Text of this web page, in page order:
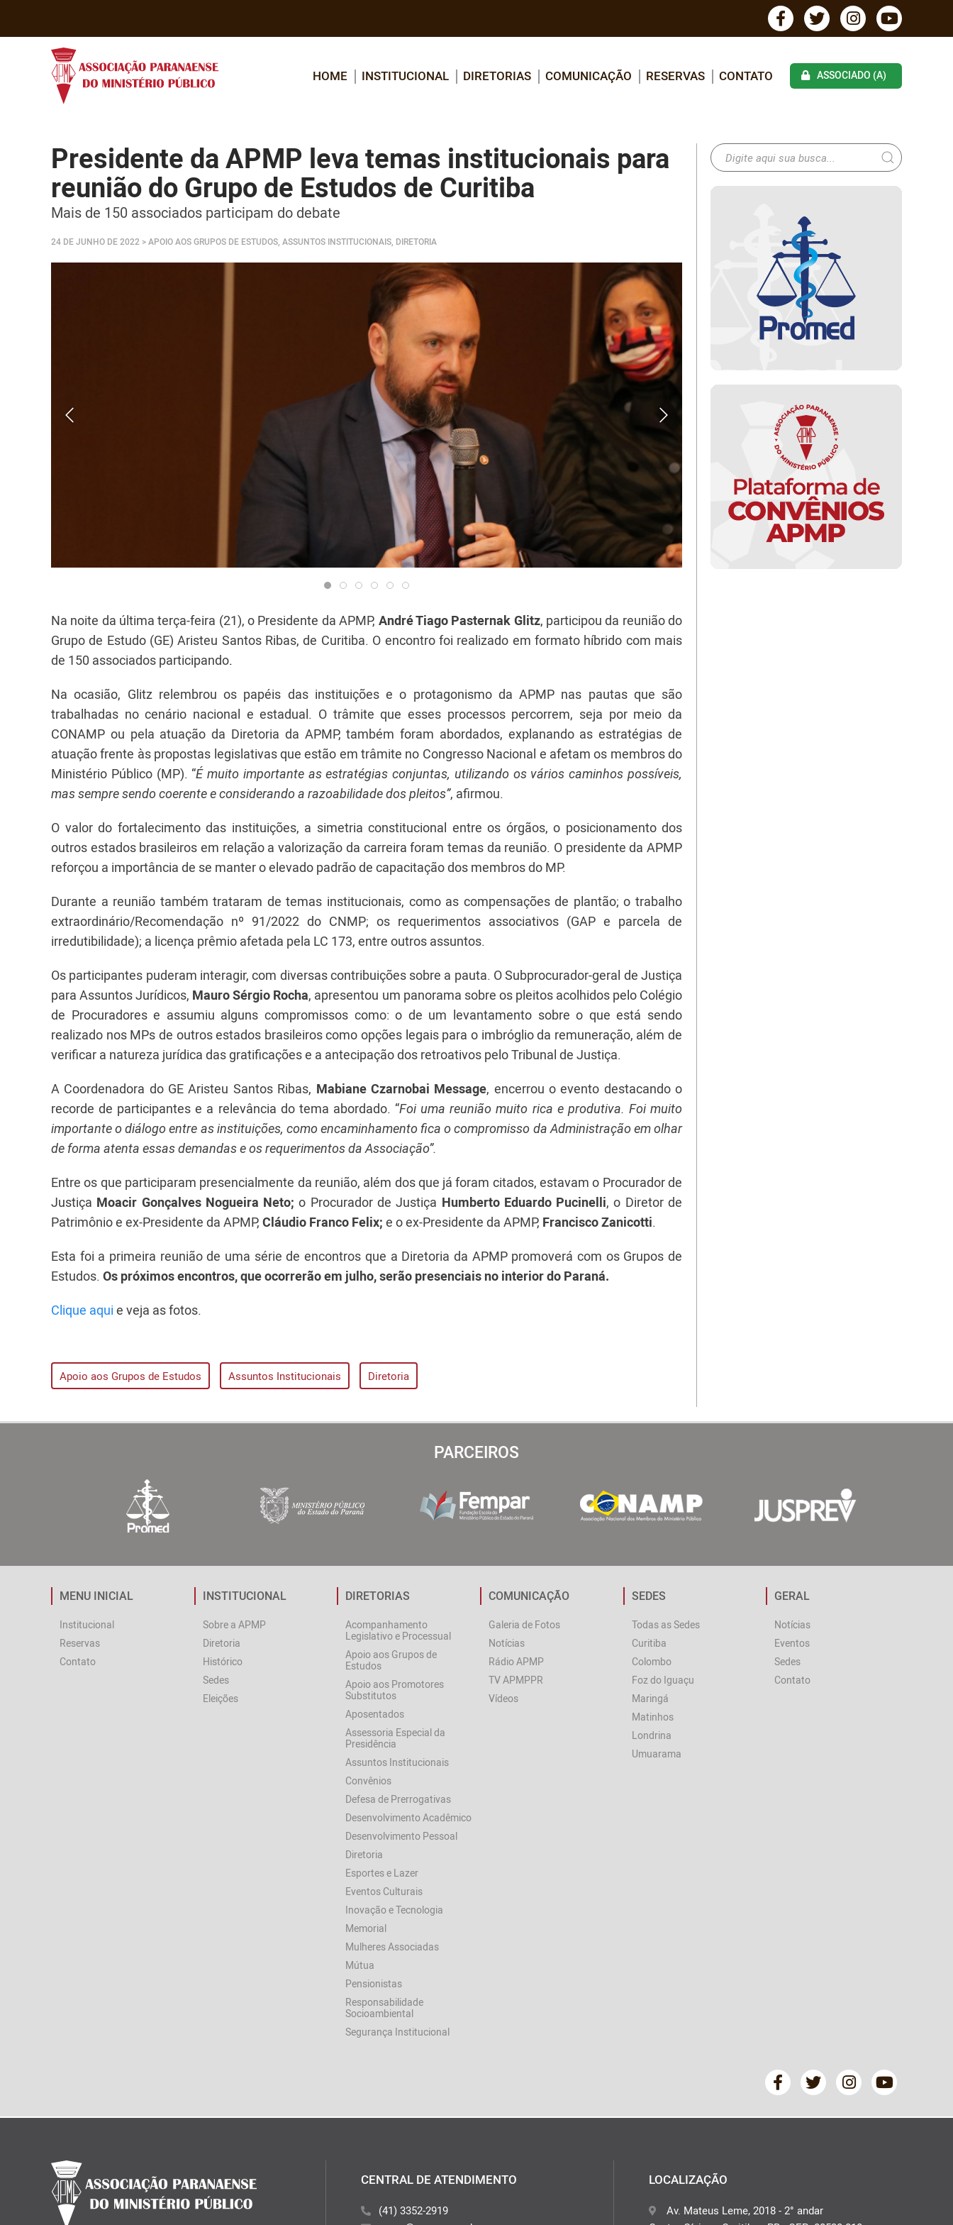
HOME INSTITUCIONAL DIRETORIAS COMUNICAÇÃO RESERVAS CONTATO ASSOCIADO (A)
Presidente da APMP leva temas institucionais para
reunião do Grupo de Estudos de Curitiba
Mais de 150 associados participam do debate
24 DE JUNHO DE 2022 > APOIO AOS GRUPOS DE ESTUDOS, ASSUNTOS INSTITUCIONAIS, DIRETORIA
Na noite da última terça-feira (21), o Presidente da APMP, André Tiago Pasternak Glitz, participou da reunião do
Grupo de Estudo (GE) Aristeu Santos Ribas, de Curitiba. O encontro foi realizado em formato híbrido com mais
de 150 associados participando.
Na ocasião, Glitz relembrou os papéis das instituições e o protagonismo da APMP nas pautas que são
trabalhadas no cenário nacional e estadual. O trâmite que esses processos percorrem, seja por meio da
CONAMP ou pela atuação da Diretoria da APMP, também foram abordados, explanando as estratégias de
atuação frente às propostas legislativas que estão em trâmite no Congresso Nacional e afetam os membros do
Ministério Público (MP). “É muito importante as estratégias conjuntas, utilizando os vários caminhos possíveis,
mas sempre sendo coerente e considerando a razoabilidade dos pleitos”, afirmou.
O valor do fortalecimento das instituições, a simetria constitucional entre os órgãos, o posicionamento dos
outros estados brasileiros em relação a valorização da carreira foram temas da reunião. O presidente da APMP
reforçou a importância de se manter o elevado padrão de capacitação dos membros do MP.
Durante a reunião também trataram de temas institucionais, como as compensações de plantão; o trabalho
extraordinário/Recomendação nº 91/2022 do CNMP; os requerimentos associativos (GAP e parcela de
irredutibilidade); a licença prêmio afetada pela LC 173, entre outros assuntos.
Os participantes puderam interagir, com diversas contribuições sobre a pauta. O Subprocurador-geral de Justiça
para Assuntos Jurídicos, Mauro Sérgio Rocha, apresentou um panorama sobre os pleitos acolhidos pelo Colégio
de Procuradores e assumiu alguns compromissos como: o de um levantamento sobre o que está sendo
realizado nos MPs de outros estados brasileiros como opções legais para o imbróglio da remuneração, além de
verificar a natureza jurídica das gratificações e a antecipação dos retroativos pelo Tribunal de Justiça.
A Coordenadora do GE Aristeu Santos Ribas, Mabiane Czarnobai Message, encerrou o evento destacando o
recorde de participantes e a relevância do tema abordado. “Foi uma reunião muito rica e produtiva. Foi muito
importante o diálogo entre as instituições, como encaminhamento fica o compromisso da Administração em olhar
de forma atenta essas demandas e os requerimentos da Associação”.
Entre os que participaram presencialmente da reunião, além dos que já foram citados, estavam o Procurador de
Justiça Moacir Gonçalves Nogueira Neto; o Procurador de Justiça Humberto Eduardo Pucinelli, o Diretor de
Patrimônio e ex-Presidente da APMP, Cláudio Franco Felix; e o ex-Presidente da APMP, Francisco Zanicotti.
Esta foi a primeira reunião de uma série de encontros que a Diretoria da APMP promoverá com os Grupos de
Estudos. Os próximos encontros, que ocorrerão em julho, serão presenciais no interior do Paraná.
Clique aqui e veja as fotos.
Apoio aos Grupos de Estudos Assuntos Institucionais Diretoria
PARCEIROS
MENU INICIAL
Institucional
Reservas
Contato
INSTITUCIONAL
Sobre a APMP
Diretoria
Histórico
Sedes
Eleições
DIRETORIAS
Acompanhamento
Legislativo e Processual
Apoio aos Grupos de
Estudos
Apoio aos Promotores
Substitutos
Aposentados
Assessoria Especial da
Presidência
Assuntos Institucionais
Convênios
Defesa de Prerrogativas
Desenvolvimento Acadêmico
Desenvolvimento Pessoal
Diretoria
Esportes e Lazer
Eventos Culturais
Inovação e Tecnologia
Memorial
Mulheres Associadas
Mútua
Pensionistas
Responsabilidade
Socioambiental
Segurança Institucional
COMUNICAÇÃO
Galeria de Fotos
Notícias
Rádio APMP
TV APMPPR
Vídeos
SEDES
Todas as Sedes
Curitiba
Colombo
Foz do Iguaçu
Maringá
Matinhos
Londrina
Umuarama
GERAL
Notícias
Eventos
Sedes
Contato
CENTRAL DE ATENDIMENTO
(41) 3352-2919
LOCALIZAÇÃO
Av. Mateus Leme, 2018 - 2° andar